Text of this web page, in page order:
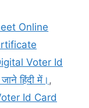
Online
Voter Id
हिंदी में। ,
Id Card